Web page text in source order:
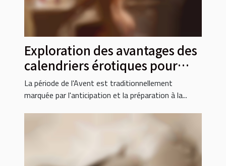
Exploration des avantages des
calendriers érotiques pour
l'avent 2024
La période de l'Avent est traditionnellement
marquée par l'anticipation et la préparation à la...